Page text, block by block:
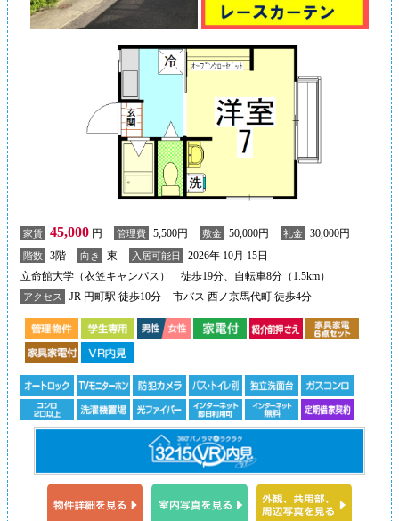
家賃 45,000 円 管理費 5,500円 敷金 50,000円 礼金 30,000円
階数 3階 向き 東 入居可能日
2026年 10月 15日
立命館大学（衣笠キャンパス） 徒歩19分、自転車8分（1.5km）
アクセス JR 円町駅 徒歩10分 市バス 西ノ京馬代町 徒歩4分